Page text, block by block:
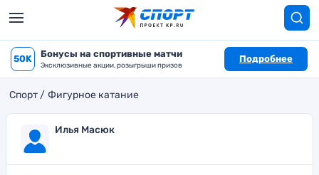
50K Бонусы на спортивные матчи
Эксклюзивные акции, розыгрыши призов
Подробнее
Спорт Фигурное катание
Илья Масюк